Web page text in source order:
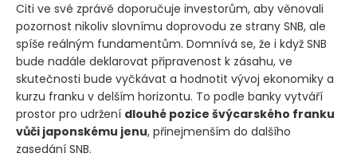
Citi ve své zprávě doporučuje investorům, aby věnovali
pozornost nikoliv slovnímu doprovodu ze strany SNB, ale
spíše reálným fundamentům. Domnívá se, že i když SNB
bude nadále deklarovat připravenost k zásahu, ve
skutečnosti bude vyčkávat a hodnotit vývoj ekonomiky a
kurzu franku v delším horizontu. To podle banky vytváří
prostor pro udržení dlouhé pozice švýcarského franku
vůči japonskému jenu, přinejmenším do dalšího
zasedání SNB.